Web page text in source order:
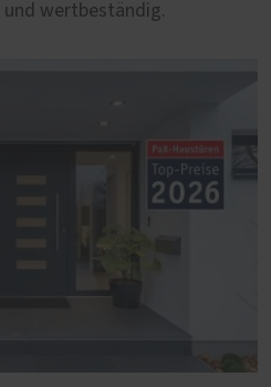
wertbeständig.